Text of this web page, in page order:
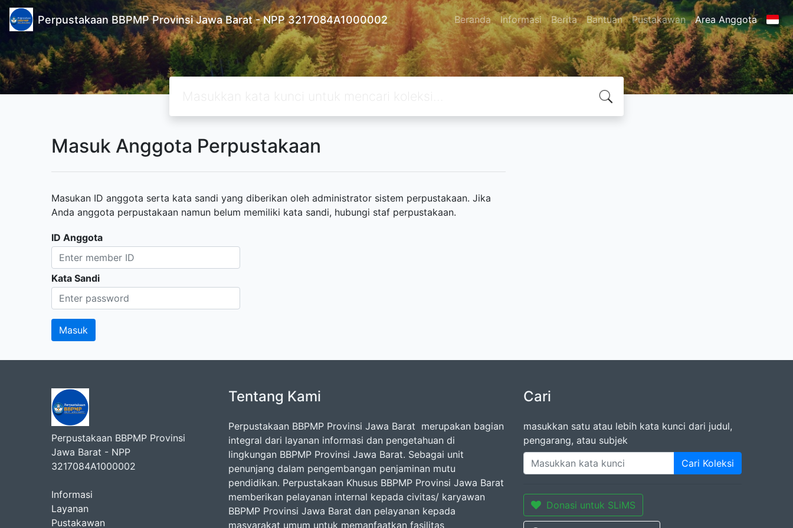
Perpustakaan BBPMP Provinsi Jawa Barat - NPP 3217084A1000002 Beranda Informasi Berita Bantuan Pustakawan Area Anggota
Masuk Anggota Perpustakaan
Masukan ID anggota serta kata sandi yang diberikan oleh administrator sistem perpustakaan. Jika
Anda anggota perpustakaan namun belum memiliki kata sandi, hubungi staf perpustakaan.
ID Anggota
Kata Sandi
Perpustakaan BBPMP Provinsi
Jawa Barat - NPP
3217084A1000002
Informasi
Layanan
Pustakawan
Tentang Kami
Perpustakaan BBPMP Provinsi Jawa Barat merupakan bagian
integral dari layanan informasi dan pengetahuan di
lingkungan BBPMP Provinsi Jawa Barat. Sebagai unit
penunjang dalam pengembangan penjaminan mutu
pendidikan. Perpustakaan Khusus BBPMP Provinsi Jawa Barat
memberikan pelayanan internal kepada civitas/ karyawan
BBPMP Provinsi Jawa Barat dan pelayanan kepada
masyarakat umum untuk memanfaatkan fasilitas
Cari
masukkan satu atau lebih kata kunci dari judul,
pengarang, atau subjek
Cari Koleksi
Donasi untuk SLiMS